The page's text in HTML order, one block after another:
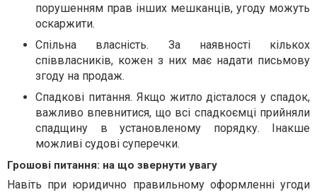
порушенням прав інших мешканців, угоду можуть
оскаржити.
Спільна власність. За наявності кількох
співвласників, кожен з них має надати письмову
згоду на продаж.
Спадкові питання. Якщо житло дісталося у спадок,
важливо впевнитися, що всі спадкоємці прийняли
спадщину в установленому порядку. Інакше
можливі судові суперечки.
Грошові питання: на що звернути увагу
Навіть при юридично правильному оформленні угоди